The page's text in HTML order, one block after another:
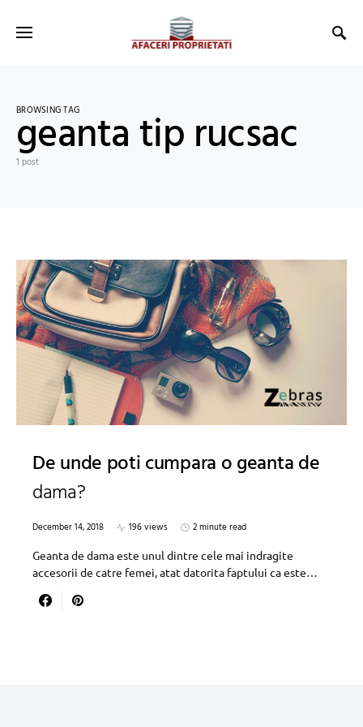
BROWSING TAG
geanta tip rucsac
1 post
De unde poti cumpara o geanta de
dama?
December 14, 2018 196 views
2 minute read
Geanta de dama este unul dintre cele mai indragite
accesorii de catre femei, atat datorita faptului ca este…